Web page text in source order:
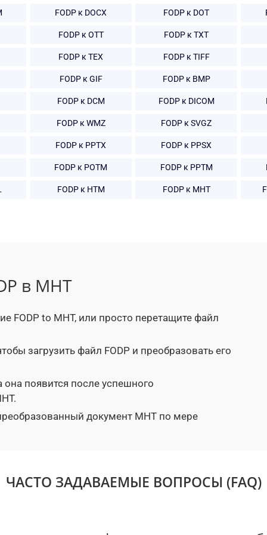
FODP к DOCX FODP к DOT
FODP к OTT FODP к TXT
FODP к TEX FODP к TIFF
FODP к GIF FODP к BMP
FODP к DCM FODP к DICOM
FODP к WMZ FODP к SVGZ
FODP к PPTX FODP к PPSX
FODP к POTM FODP к PPTM
FODP к HTM FODP к MHT
в MHT
FODP to MHT, или просто перетащите файл
загрузить файл FODP и преобразовать его
появится после успешного
документ MHT по мере
ЧАСТО ЗАДАВАЕМЫЕ ВОПРОСЫ (FAQ)